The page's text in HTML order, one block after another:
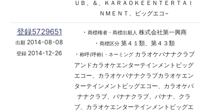
ＵＢ、＆、ＫＡＲＡＯＫＥＥＮＴＥＲＴＡＩ
ＮＭＥＮＴ、ビッグエコ−
登録5729651
出願 2014-08-08
登録 2014-12-26
・ 商標権者・商標出願人 株式会社第一興商
・ 商標区分第４１類、第４３類
・ 称呼(呼称)・ネーミングカラオケバナナクラブ
アンドカラオケエンターテインメントビッグ
エコー、カラオケバナナクラブカラオケエン
ターテインメントビッグエコー、カラオケバ
ナナクラブ、バナナクラブ、バナナ、クラ
ブ、カラオケエンターテインメントビッグエ